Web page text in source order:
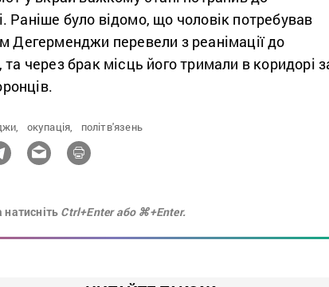
Раніше було відомо, що чоловік потребував
Дегерменджи перевели з реанімації до
та через брак місць його тримали в коридорі
окупація,
політв'язень
Ctrl+Enter або ⌘+Enter.